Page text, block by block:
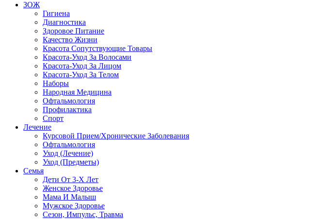
ЗОЖ
Гигиена
Диагностика
Здоровое Питание
Качество Жизни
Красота Сопутствующие Товары
Красота-Уход За Волосами
Красота-Уход За Лицом
Красота-Уход За Телом
Наборы
Народная Медицина
Офтальмология
Профилактика
Спорт
Лечение
Курсовой Прием/Хронические Заболевания
Офтальмология
Уход (Лечение)
Уход (Предметы)
Семья
Дети От 3-Х Лет
Женское Здоровье
Мама И Малыш
Мужское Здоровье
Сезон, Импульс, Травма